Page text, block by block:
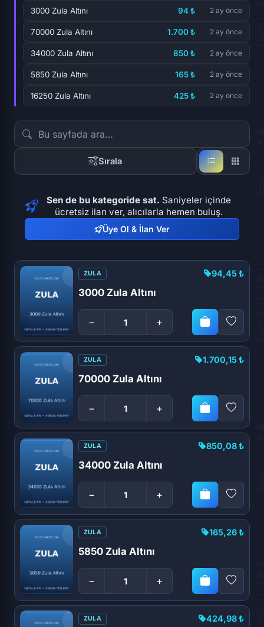
3000 Zula Altını 94 ₺ 2 ay önce
70000 Zula Altını 1.700 ₺ 2 ay önce
34000 Zula Altını 850 ₺ 2 ay önce
5850 Zula Altını 165 ₺ 2 ay önce
16250 Zula Altını 425 ₺ 2 ay önce
Sırala
Sen de bu kategoride sat. Saniyeler içinde
ücretsiz ilan ver, alıcılarla hemen buluş.
Üye Ol & İlan Ver
ZULA
3000 Zula Altını
− +
94,45 ₺
ZULA
70000 Zula Altını
− +
1.700,15 ₺
ZULA
34000 Zula Altını
− +
850,08 ₺
ZULA
5850 Zula Altını
− +
165,26 ₺
ZULA 424,98 ₺